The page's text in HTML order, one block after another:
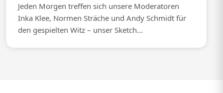
Jeden Morgen treffen sich unsere Moderatoren
Inka Klee, Normen Sträche und Andy Schmidt für
den gespielten Witz – unser Sketch...